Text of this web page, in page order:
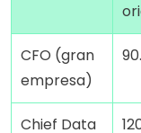
CFO (gran
empresa)
Chief Data